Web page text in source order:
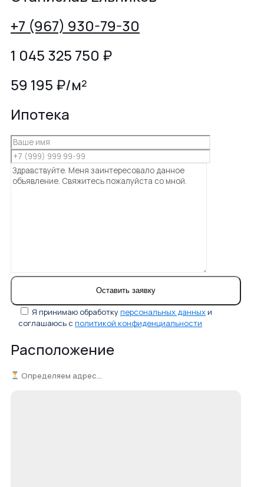
+7 (967) 930-79-30
1 045 325 750 ₽
59 195 ₽/м²
Ипотека
Я принимаю обработкуперсональных данных и
соглашаюсь с политикой конфиденциальности
Расположение
Определяем адрес...